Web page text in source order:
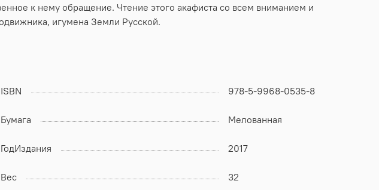
к нему обращение. Чтение этого акафиста со всем вниманием и
игумена Земли Русской.
ISBN 978-5-9968-0535-8
Бумага Мелованная
ГодИздания 2017
Вес 32